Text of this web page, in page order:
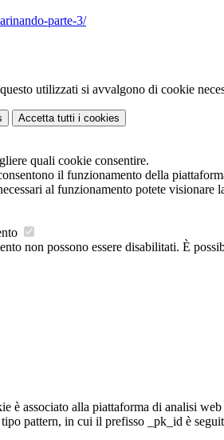
parte-3/
utilizzati si avvalgono di cookie
Accetta tutti i cookies
quali cookie consentire.
il funzionamento della
al funzionamento potete visionare
non possono essere disabilitati. È
è associato alla piattaforma di analisi
pattern, in cui il prefisso _pk_id è